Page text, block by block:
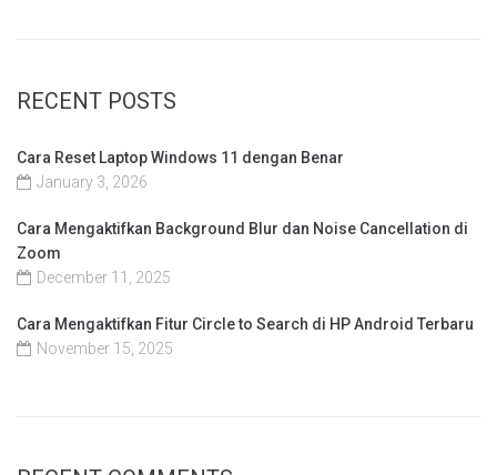
RECENT POSTS
Cara Reset Laptop Windows 11 dengan Benar
January 3, 2026
Cara Mengaktifkan Background Blur dan Noise Cancellation di
Zoom
December 11, 2025
Cara Mengaktifkan Fitur Circle to Search di HP Android Terbaru
November 15, 2025